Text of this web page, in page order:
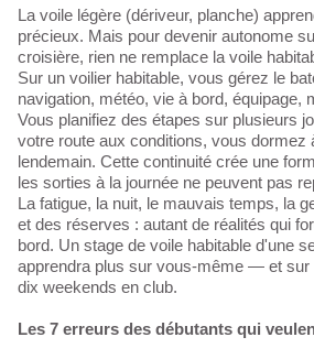
La voile légère (dériveur, planche)
précieux. Mais pour devenir autonome
croisière, rien ne remplace la voile
Sur un voilier habitable, vous gérez le
navigation, météo, vie à bord, équipage,
Vous planifiez des étapes sur plusieurs
votre route aux conditions, vous dormez
lendemain. Cette continuité crée une
les sorties à la journée ne peuvent pas
La fatigue, la nuit, le mauvais temps, la
et des réserves : autant de réalités qui
bord. Un stage de voile habitable d'une
apprendra plus sur vous-même — et
dix weekends en club.
Les 7 erreurs des débutants qui